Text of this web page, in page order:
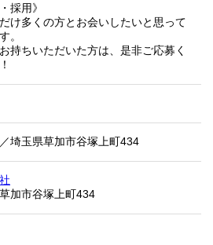
採用》
け多くの方とお会いしたいと思って
。
持ちいただいた方は、是非ご応募く
埼玉県草加市谷塚上町434
加市谷塚上町434